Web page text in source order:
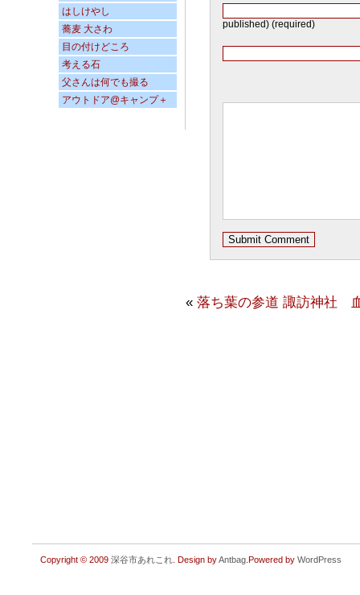
はしけやし
蕎麦 大さわ
目の付けどころ
考える石
父さんは何でも撮る
アウトドア@キャンプ＋
published) (required)
« 落ち葉の参道 諏訪神社
Copyright © 2009 深谷市あれこれ . Design byAntbag .Powered by WordPress